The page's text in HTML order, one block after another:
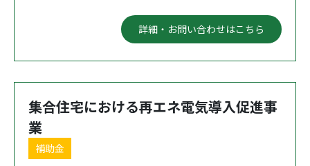
詳細・お問い合わせはこちら
集合住宅における再エネ電気導入促進事
業
補助金